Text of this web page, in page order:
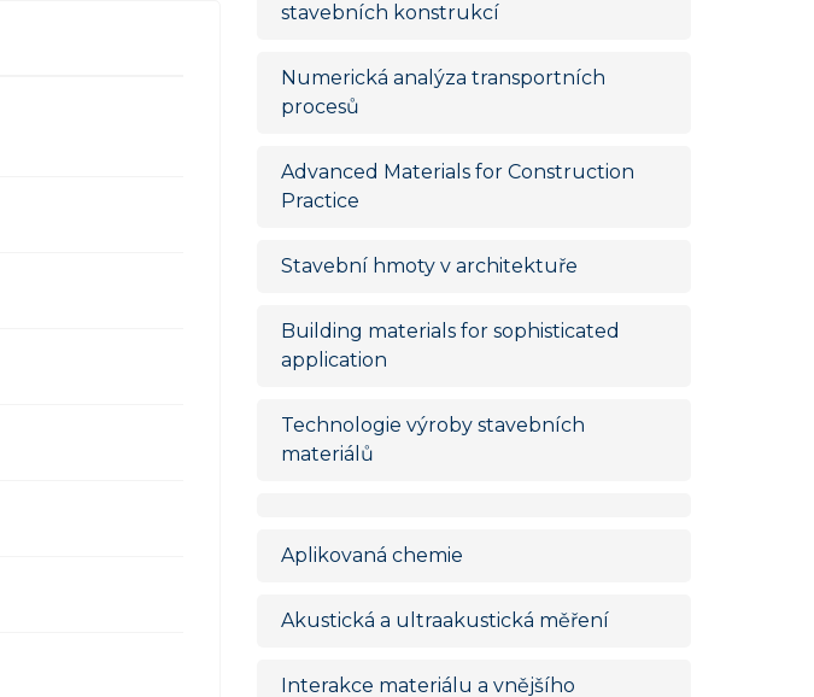
stavebních konstrukcí
Numerická analýza transportních
procesů
Advanced Materials for Construction
Practice
Stavební hmoty v architektuře
Building materials for sophisticated
application
Technologie výroby stavebních
materiálů
Aplikovaná chemie
Akustická a ultraakustická měření
Interakce materiálu a vnějšího